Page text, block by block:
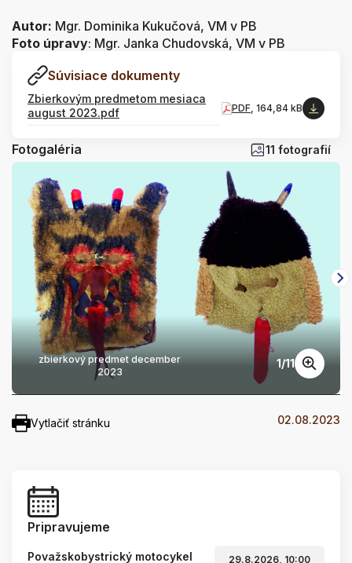
Autor: Mgr. Dominika Kukučová, VM v PB
Foto úpravy: Mgr. Janka Chudovská, VM v PB
Súvisiace dokumenty
Zbierkovým predmetom mesiaca
august 2023.pdf
PDF, 164,84 kB
Fotogaléria 11 fotografií
zbierkový predmet december
2023
1/11
Vytlačiť stránku 02.08.2023
Pripravujeme
Považskobystrický motocykel 29.8.2026, 10:00